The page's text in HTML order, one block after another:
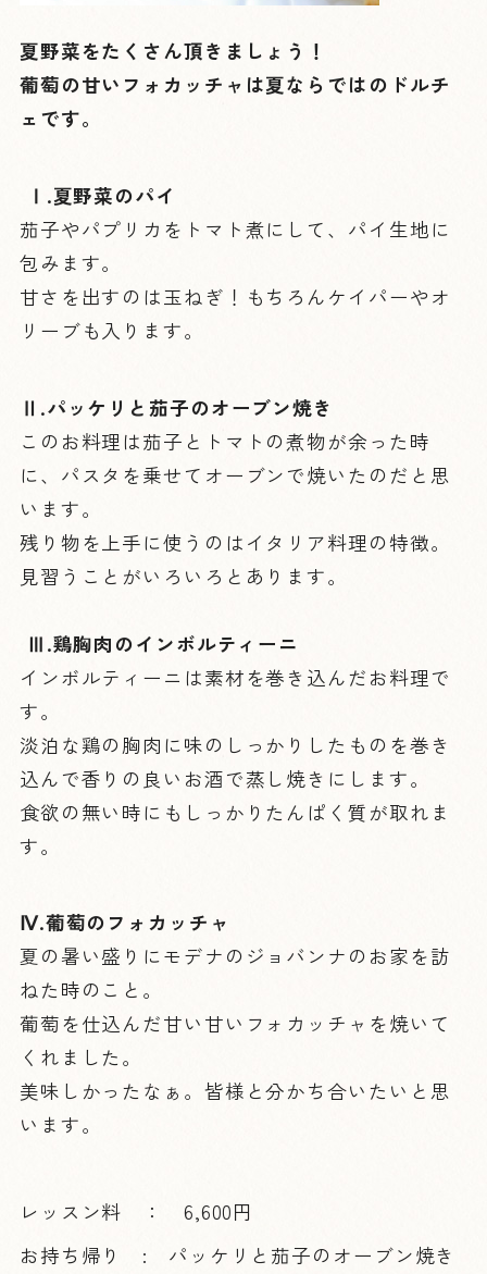
夏野菜をたくさん頂きましょう！
葡萄の甘いフォカッチャは夏ならではのドルチ
ェです。
Ⅰ .夏野菜のパイ
茄子やパプリカをトマト煮にして、パイ生地に
包みます。
甘さを出すのは玉ねぎ！もちろんケイパーやオ
リーブも入ります。
Ⅱ .パッケリと茄子のオーブン焼き
このお料理は茄子とトマトの煮物が余った時
に、パスタを乗せてオーブンで焼いたのだと思
います。
残り物を上手に使うのはイタリア料理の特徴。
見習うことがいろいろとあります。
Ⅲ .鶏胸肉のインボルティーニ
インボルティーニは素材を巻き込んだお料理で
す。
淡泊な鶏の胸肉に味のしっかりしたものを巻き
込んで香りの良いお酒で蒸し焼きにします。
食欲の無い時にもしっかりたんぱく質が取れま
す。
Ⅳ.葡萄のフォカッチャ
夏の暑い盛りにモデナのジョバンナのお家を訪
ねた時のこと。
葡萄を仕込んだ甘い甘いフォカッチャを焼いて
くれました。
美味しかったなぁ。皆様と分かち合いたいと思
います。
レッスン料 ： 6,600円
お持ち帰り : パッケリと茄子のオーブン焼き